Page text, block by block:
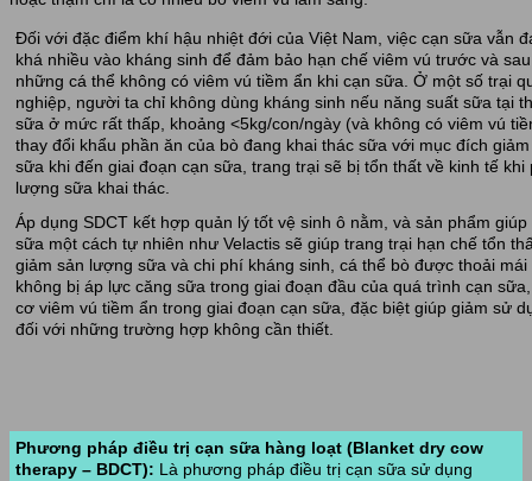
Đối với đặc điểm khí hậu nhiệt đới của Việt Nam, việc cạn sữa vẫn
khá nhiều vào kháng sinh để đảm bảo hạn chế viêm vú trước và
những cá thể không có viêm vú tiềm ẩn khi cạn sữa. Ở một số trại
nghiệp, người ta chỉ không dùng kháng sinh nếu năng suất sữa tại
sữa ở mức rất thấp, khoảng <5kg/con/ngày (và không có viêm vú
thay đổi khẩu phần ăn của bò đang khai thác sữa với mục đích
sữa khi đến giai đoạn cạn sữa, trang trại sẽ bị tổn thất về kinh tế khi
lượng sữa khai thác.
Áp dụng SDCT kết hợp quản lý tốt vệ sinh ô nằm, và sản phẩm
sữa một cách tự nhiên như Velactis sẽ giúp trang trại hạn chế tổn
giảm sản lượng sữa và chi phí kháng sinh, cá thể bò được thoải
không bị áp lực căng sữa trong giai đoạn đầu của quá trình cạn
cơ viêm vú tiềm ẩn trong giai đoạn cạn sữa, đặc biệt giúp giảm sử
đối với những trường hợp không cần thiết.
Phương pháp điều trị cạn sữa hàng loạt (Blanket dry cow
therapy – BDCT): Là phương pháp điều trị cạn sữa sử dụng